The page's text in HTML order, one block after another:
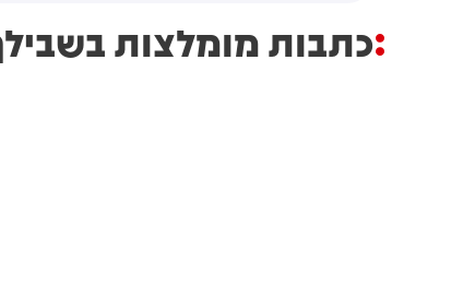
כתבות מומלצות